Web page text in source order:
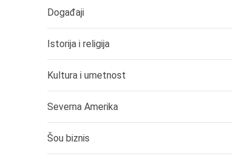
Događaji
Istorija i religija
Kultura i umetnost
Severna Amerika
Šou biznis